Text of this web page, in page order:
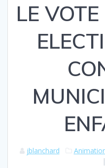
LE
jblanchard
|